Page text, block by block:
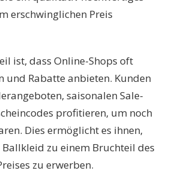
erschwinglichen Preis
ist, dass Online-Shops oft
und Rabatte anbieten. Kunden
saisonalen Sale-
profitieren, um noch
Dies ermöglicht es ihnen,
zu einem Bruchteil des
zu erwerben.